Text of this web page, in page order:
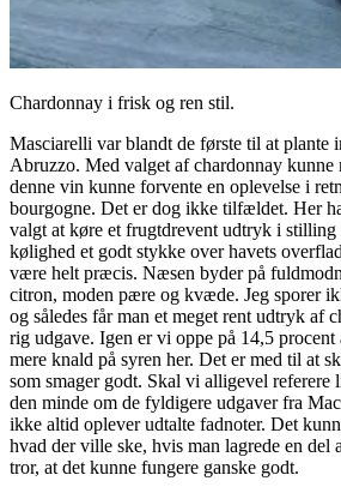
Chardonnay i frisk og ren stil.
Masciarelli var blandt de første til at plante
Abruzzo. Med valget af chardonnay kunne
denne vin kunne forvente en oplevelse i
bourgogne. Det er dog ikke tilfældet. Her
valgt at køre et frugtdrevent udtryk i
kølighed et godt stykke over havets
være helt præcis. Næsen byder på
citron, moden pære og kvæde. Jeg sporer
og således får man et meget rent udtryk af
rig udgave. Igen er vi oppe på 14,5
mere knald på syren her. Det er med til at
som smager godt. Skal vi alligevel
den minde om de fyldigere udgaver fra
ikke altid oplever udtalte fadnoter. Det
hvad der ville ske, hvis man lagrede en del
tror, at det kunne fungere ganske godt.